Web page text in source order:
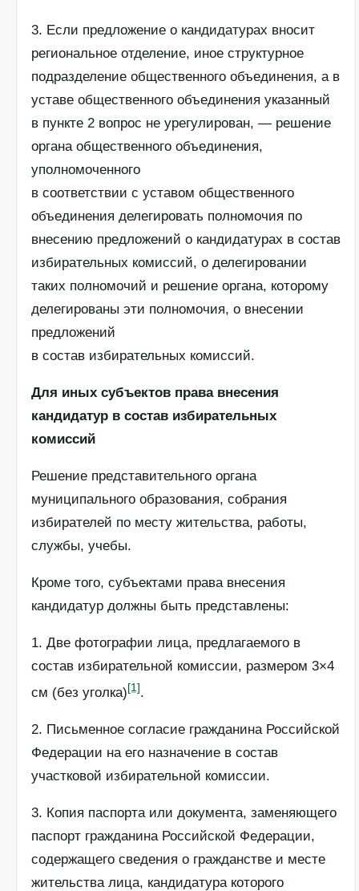
3. Если предложение о кандидатурах вносит
региональное отделение, иное структурное
подразделение общественного объединения, а в
уставе общественного объединения указанный
в пункте 2 вопрос не урегулирован, — решение
органа общественного объединения,
уполномоченного
в соответствии с уставом общественного
объединения делегировать полномочия по
внесению предложений о кандидатурах в состав
избирательных комиссий, о делегировании
таких полномочий и решение органа, которому
делегированы эти полномочия, о внесении
предложений
в состав избирательных комиссий.
Для иных субъектов права внесения
кандидатур в состав избирательных
комиссий
Решение представительного органа
муниципального образования, собрания
избирателей по месту жительства, работы,
службы, учебы.
Кроме того, субъектами права внесения
кандидатур должны быть представлены:
1. Две фотографии лица, предлагаемого в
состав избирательной комиссии, размером 3×4
см (без уголка)[1].
2. Письменное согласие гражданина Российской
Федерации на его назначение в состав
участковой избирательной комиссии.
3. Копия паспорта или документа, заменяющего
паспорт гражданина Российской Федерации,
содержащего сведения о гражданстве и месте
жительства лица, кандидатура которого